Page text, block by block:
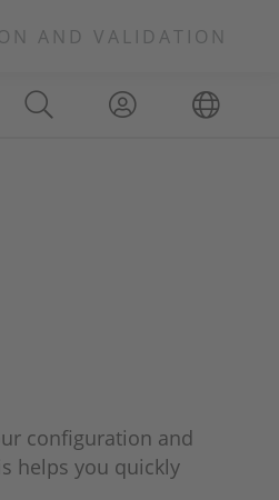
AND VALIDATION
configuration and
helps you quickly